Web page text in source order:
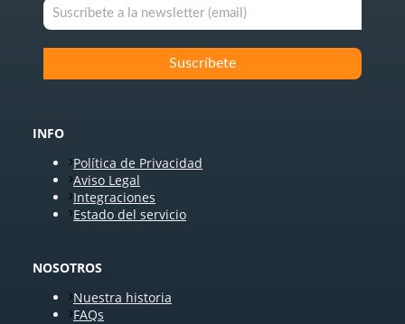
INFO
Política de Privacidad
Aviso Legal
Integraciones
Estado del servicio
NOSOTROS
Nuestra historia
FAQs